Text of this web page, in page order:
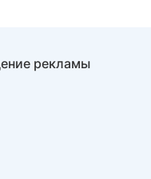
рекламы